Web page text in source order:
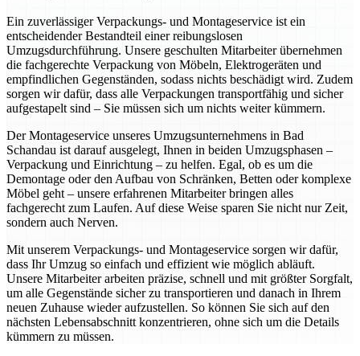
Ein zuverlässiger Verpackungs- und Montageservice ist ein
entscheidender Bestandteil einer reibungslosen
Umzugsdurchführung. Unsere geschulten Mitarbeiter übernehmen
die fachgerechte Verpackung von Möbeln, Elektrogeräten und
empfindlichen Gegenständen, sodass nichts beschädigt wird. Zudem
sorgen wir dafür, dass alle Verpackungen transportfähig und sicher
aufgestapelt sind – Sie müssen sich um nichts weiter kümmern.
Der Montageservice unseres Umzugsunternehmens in Bad
Schandau ist darauf ausgelegt, Ihnen in beiden Umzugsphasen –
Verpackung und Einrichtung – zu helfen. Egal, ob es um die
Demontage oder den Aufbau von Schränken, Betten oder komplexe
Möbel geht – unsere erfahrenen Mitarbeiter bringen alles
fachgerecht zum Laufen. Auf diese Weise sparen Sie nicht nur Zeit,
sondern auch Nerven.
Mit unserem Verpackungs- und Montageservice sorgen wir dafür,
dass Ihr Umzug so einfach und effizient wie möglich abläuft.
Unsere Mitarbeiter arbeiten präzise, schnell und mit größter Sorgfalt,
um alle Gegenstände sicher zu transportieren und danach in Ihrem
neuen Zuhause wieder aufzustellen. So können Sie sich auf den
nächsten Lebensabschnitt konzentrieren, ohne sich um die Details
kümmern zu müssen.